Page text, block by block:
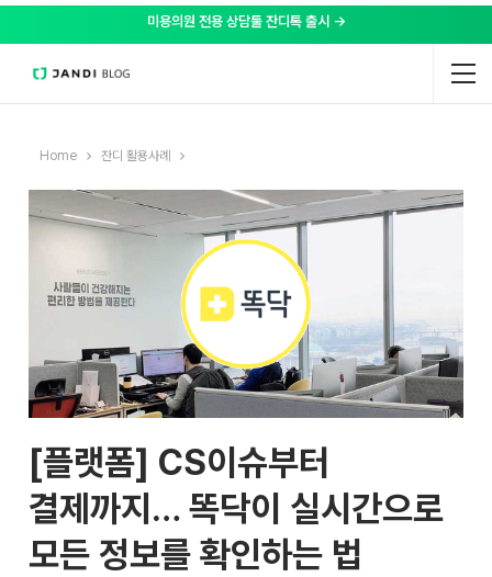
미용의원 전용 상담툴 잔디톡 출시 →
Home 잔디 활용사례
[플랫폼] CS이슈부터
결제까지… 똑닥이 실시간으로
모든 정보를 확인하는 법